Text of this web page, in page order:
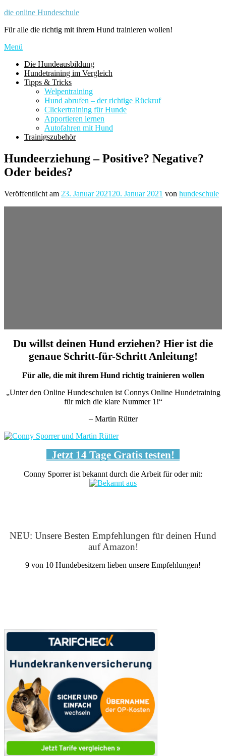
Zum
springen
die online Hundeschule
Für alle die richtig mit ihrem Hund trainieren wollen!
Menü
Die Hundeausbildung
Hundetraining im Vergleich
Tipps & Tricks
Welpentraining
Hund abrufen – der richtige Rückruf
Clickertraining für Hunde
Apportieren lernen
Autofahren mit Hund
Trainigszubehör
Hundeerziehung – Positive? Negative?
Oder beides?
Veröffentlicht am 23. Januar 2021 20. Januar 2021 von hundeschule
Du willst deinen Hund erziehen? Hier ist die
genaue Schritt-für-Schritt Anleitung!
Für alle, die mit ihrem Hund richtig trainieren wollen
„Unter den Online Hundeschulen ist Connys Online Hundetraining
für mich die klare Nummer 1!“
– Martin Rütter
Jetzt 14 Tage Gratis testen!
Conny Sporrer ist bekannt durch die Arbeit für oder mit:
NEU: Unsere Besten Empfehlungen für deinen Hund
auf Amazon!
9 von 10 Hundebesitzern lieben unsere Empfehlungen!